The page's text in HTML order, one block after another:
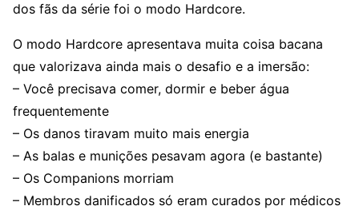
dos fãs da série foi o modo Hardcore.
O modo Hardcore apresentava muita coisa bacana
que valorizava ainda mais o desafio e a imersão:
– Você precisava comer, dormir e beber água
frequentemente
– Os danos tiravam muito mais energia
– As balas e munições pesavam agora (e bastante)
– Os Companions morriam
– Membros danificados só eram curados por médicos